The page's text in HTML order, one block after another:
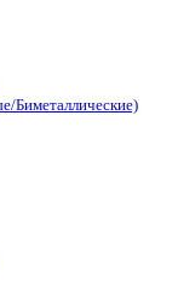
Биметаллические)